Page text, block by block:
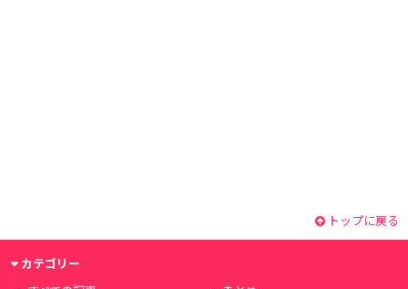
トップに戻る
カテゴリー